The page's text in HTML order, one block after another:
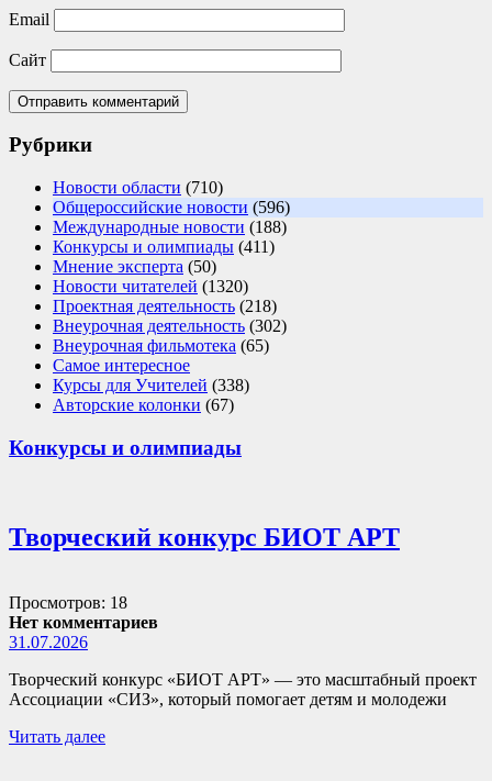
Email
Сайт
Рубрики
Новости области (710)
Общероссийские новости (596)
Международные новости (188)
Конкурсы и олимпиады (411)
Мнение эксперта (50)
Новости читателей (1320)
Проектная деятельность (218)
Внеурочная деятельность (302)
Внеурочная фильмотека (65)
Самое интересное
Курсы для Учителей (338)
Авторские колонки (67)
Конкурсы и олимпиады
Творческий конкурс БИОТ АРТ
Просмотров: 18
Нет комментариев
31.07.2026
Творческий конкурс «БИОТ АРТ» — это масштабный проект
Ассоциации «СИЗ», который помогает детям и молодежи
Читать далее